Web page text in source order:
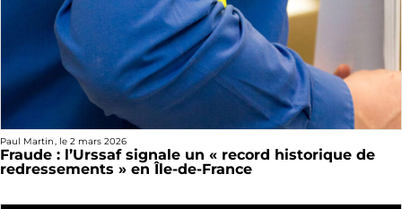
Paul Martin, le 2 mars 2026
Fraude : l’Urssaf signale un « record historique de
redressements » en Île-de-France